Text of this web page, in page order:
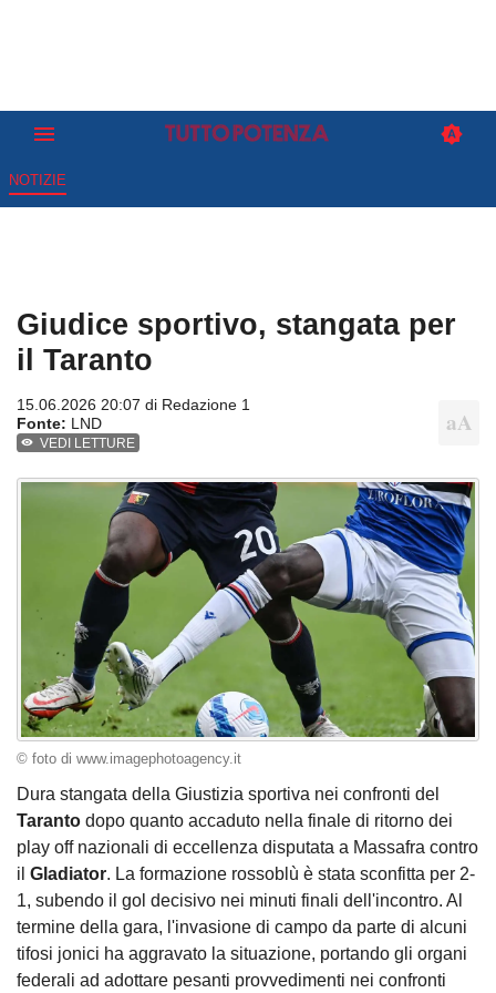
NOTIZIE
Giudice sportivo, stangata per
il Taranto
15.06.2026 20:07 di Redazione 1
Fonte: LND
VEDI LETTURE
© foto di www.imagephotoagency.it
Dura stangata della Giustizia sportiva nei confronti del
Taranto dopo quanto accaduto nella finale di ritorno dei
play off nazionali di eccellenza disputata a Massafra contro
il Gladiator. La formazione rossoblù è stata sconfitta per 2-
1, subendo il gol decisivo nei minuti finali dell'incontro. Al
termine della gara, l'invasione di campo da parte di alcuni
tifosi jonici ha aggravato la situazione, portando gli organi
federali ad adottare pesanti provvedimenti nei confronti